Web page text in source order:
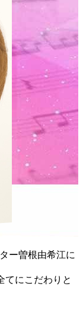
ー曽根由希江に
てにこだわりと